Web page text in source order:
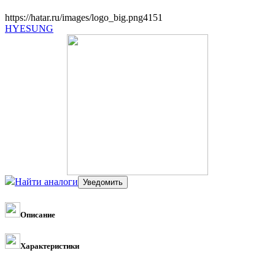
https://hatar.ru/images/logo_big.png41 51
HYESUNG
Найти аналоги
Описание
Характеристики